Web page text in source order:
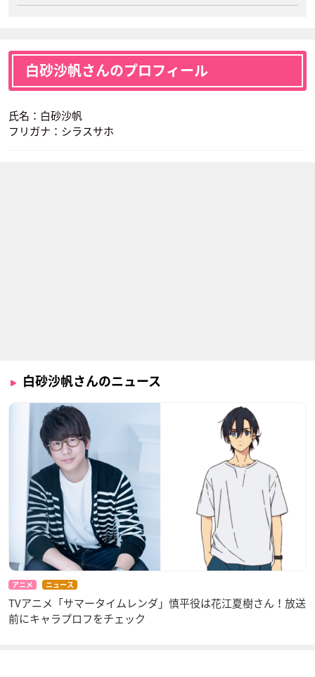
白砂沙帆さんのプロフィール
氏名：白砂沙帆
フリガナ：シラスサホ
白砂沙帆さんのニュース
アニメ ニュース
TVアニメ「サマータイムレンダ」慎平役は花江夏樹さん！放送
前にキャラプロフをチェック